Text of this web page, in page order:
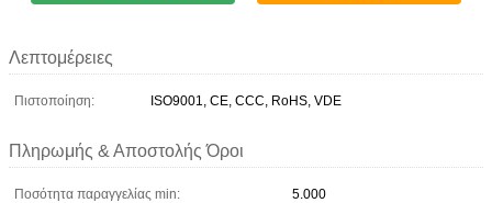
Λεπτομέρειες
Πιστοποίηση: ISO9001, CE, CCC, RoHS, VDE
Πληρωμής & Αποστολής Όροι
Ποσότητα παραγγελίας min:
5.000